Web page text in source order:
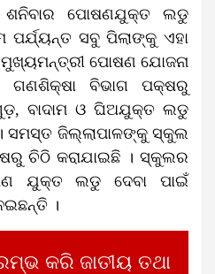
ଶନିବାର ପୋଷଣଯୁକ୍ତ ଲଡୁ
ପର୍ଯ୍ୟନ୍ତ ସବୁ ପିଲାଙ୍କୁ ଏହା
ପୋଷଣ ଯୋଜନା
ଗଣଶିକ୍ଷା ବିଭାଗ ପକ୍ଷରୁ
ବାଦାମ ଓ ଘିଅଯୁକ୍ତ ଲଡୁ
ଜିଲ୍ଲାପାଳଙ୍କୁ ସ୍କୁଲ
ଚିଠି କରାଯାଇଛି । ସ୍କୁଲର
ଯୁକ୍ତ ଲଡୁ ଦେବା ପାଇଁ
।
କରି ଜାତୀୟ ତଥା